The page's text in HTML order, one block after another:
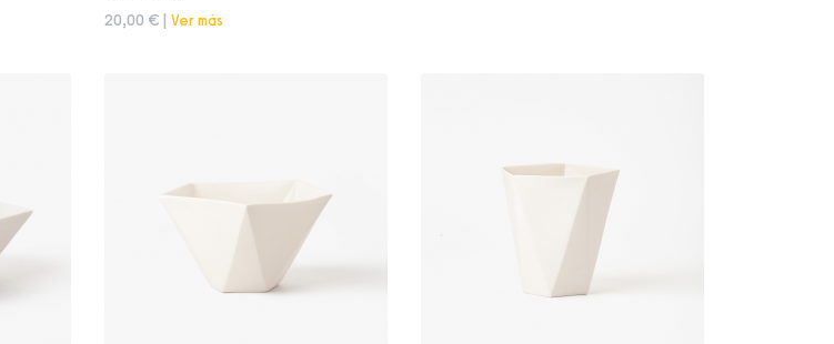
20,00 € | Ver más